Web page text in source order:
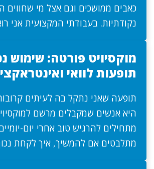
כאבים ממושכים וגם אצל מי שחווים
נקודתיות. בעבודתי המקצועית אני
מוקסיויט פורטה: שימוש
תופעות לוואי
תופעה שאני נתקל בה לעיתים
היא אנשים שמקבלים מרשם
מתחילים להרגיש טוב אחרי יום-
מתלבטים אם להמשיך, איך לקחת